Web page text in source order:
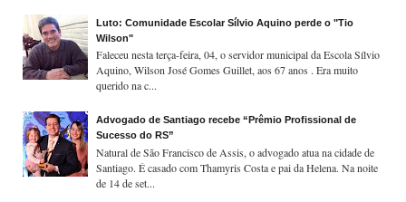
Luto: Comunidade Escolar Sílvio Aquino perde o "Tio
Wilson"
Faleceu nesta terça-feira, 04, o servidor municipal da Escola Sílvio
Aquino, Wilson José Gomes Guillet, aos 67 anos . Era muito
querido na c...
Advogado de Santiago recebe “Prêmio Profissional de
Sucesso do RS”
Natural de São Francisco de Assis, o advogado atua na cidade de
Santiago. É casado com Thamyris Costa e pai da Helena. Na noite
de 14 de set...